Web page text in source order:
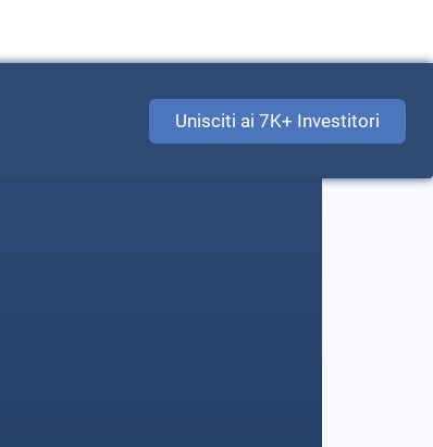
Unisciti ai 7K+ Investitori